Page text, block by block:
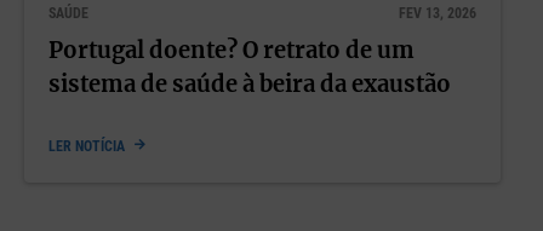
SAÚDE FEV 13, 2026
Portugal doente? O retrato de um
sistema de saúde à beira da exaustão
LER NOTÍCIA